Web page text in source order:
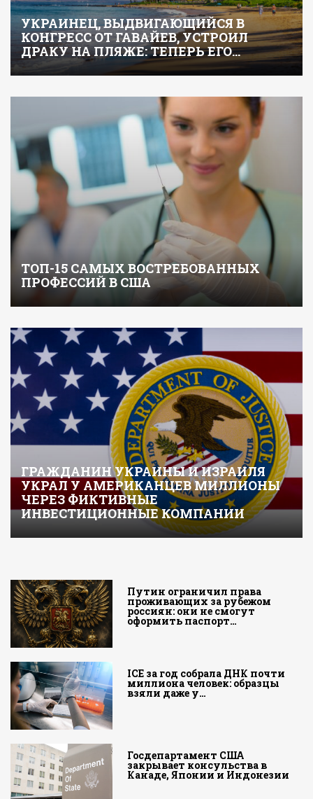
УКРАИНЕЦ, ВЫДВИГАЮЩИЙСЯ В
КОНГРЕСС ОТ ГАВАЙЕВ, УСТРОИЛ
ДРАКУ НА ПЛЯЖЕ: ТЕПЕРЬ ЕГО…
ТОП-15 САМЫХ ВОСТРЕБОВАННЫХ
ПРОФЕССИЙ В США
ГРАЖДАНИН УКРАИНЫ И ИЗРАИЛЯ
УКРАЛ У АМЕРИКАНЦЕВ МИЛЛИОНЫ
ЧЕРЕЗ ФИКТИВНЫЕ
ИНВЕСТИЦИОННЫЕ КОМПАНИИ
Путин ограничил права
проживающих за рубежом
россиян: они не смогут
оформить паспорт…
ICE за год собрала ДНК почти
миллиона человек: образцы
взяли даже у…
Госдепартамент США
закрывает консульства в
Канаде, Японии и Индонезии